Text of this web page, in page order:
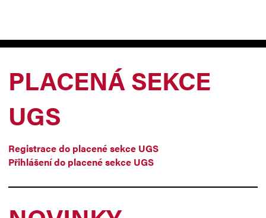
PLACENÁ SEKCE
UGS
Registrace do placené sekce UGS
Přihlášení do placené sekce UGS